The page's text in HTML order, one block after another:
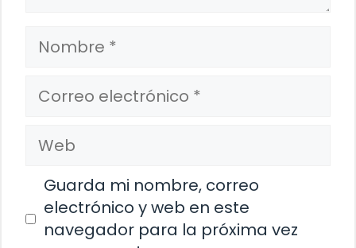
Nombre
Correo
electrónico
Web
Guarda mi nombre, correo
electrónico y web en este
navegador para la próxima vez